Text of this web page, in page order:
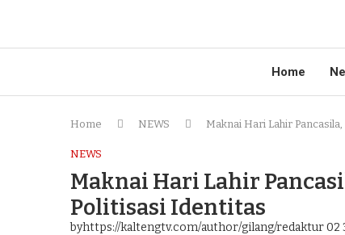
Home
Home NEWS Maknai Hari Lahir
NEWS
Maknai Hari Lahir
Politisasi Identitas
byhttps://kaltengtv.com/author/gilang/redaktur 02